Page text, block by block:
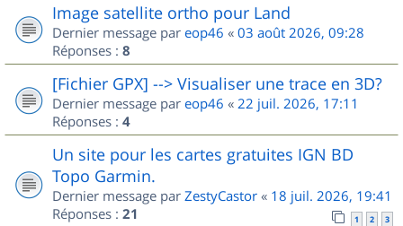
Image satellite ortho pour Land
Dernier message par eop46 « 03 août 2026, 09:28
Réponses : 8
[Fichier GPX] --> Visualiser une trace en 3D?
Dernier message par eop46 « 22 juil. 2026, 17:11
Réponses : 4
Un site pour les cartes gratuites IGN BD
Topo Garmin.
Dernier message par ZestyCastor « 18 juil. 2026, 19:41
Réponses : 21 1 2 3